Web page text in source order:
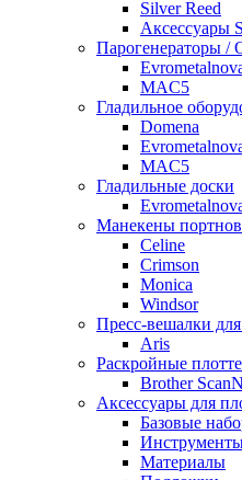
Silver Reed
Аксессуары
Парогенераторы /
MAC5
Гладильное
Domena
MAC5
Гладильные доски
Манекены
Celine
Crimson
Monica
Windsor
Пресс-вешалки
Aris
Раскройные
Brother
Аксессуары для
Базовые
Материалы